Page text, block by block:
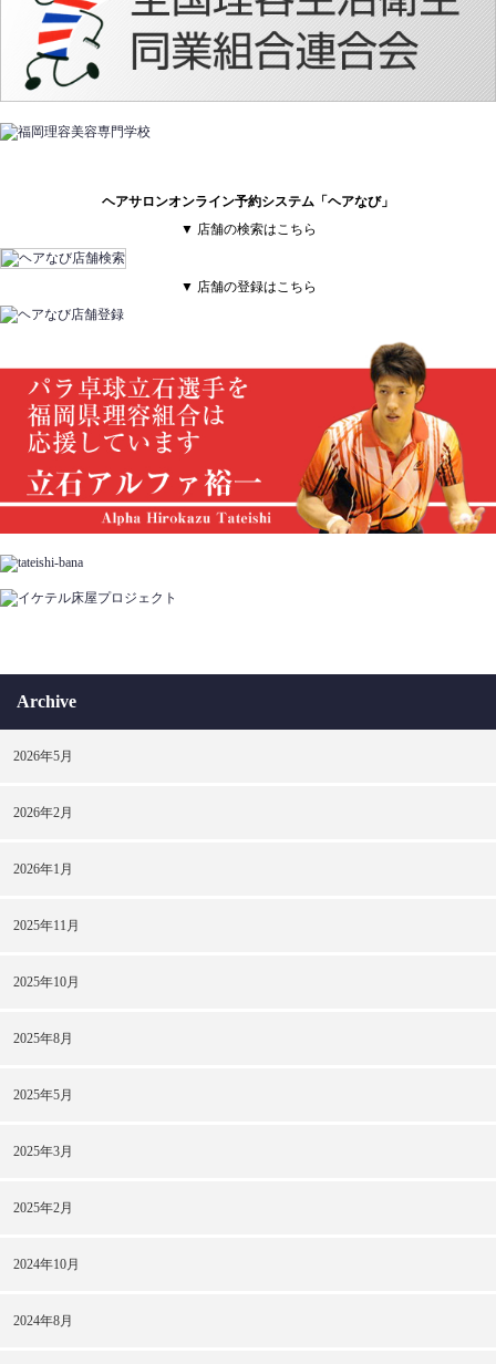
ヘアサロンオンライン予約システム「ヘアなび」
▼ 店舗の検索はこちら
▼ 店舗の登録はこちら
Archive
2026年5月
2026年2月
2026年1月
2025年11月
2025年10月
2025年8月
2025年5月
2025年3月
2025年2月
2024年10月
2024年8月